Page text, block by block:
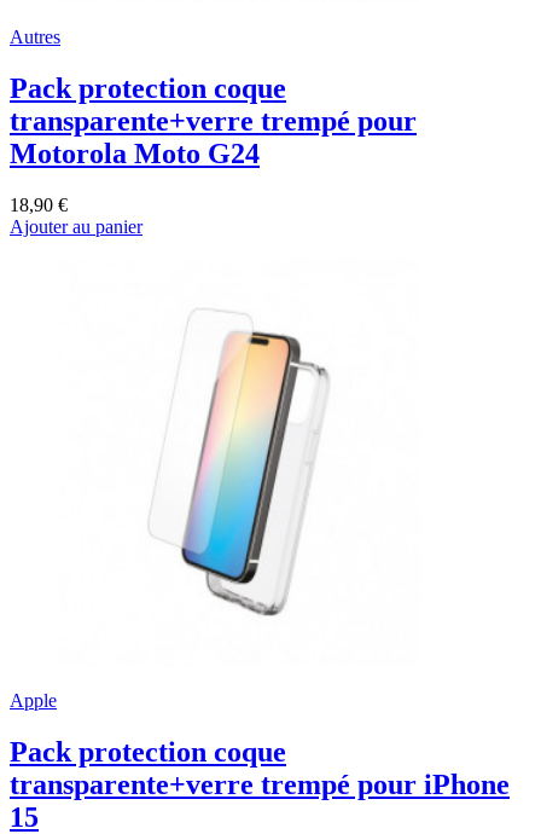
Autres
Pack protection coque
transparente+verre trempé pour
Motorola Moto G24
18,90 €
Ajouter au panier
Apple
Pack protection coque
transparente+verre trempé pour iPhone
15